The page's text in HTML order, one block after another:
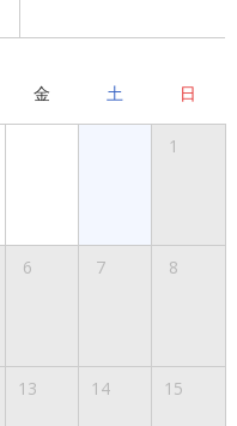
金 土 日
1
6 7 8
13 14 15